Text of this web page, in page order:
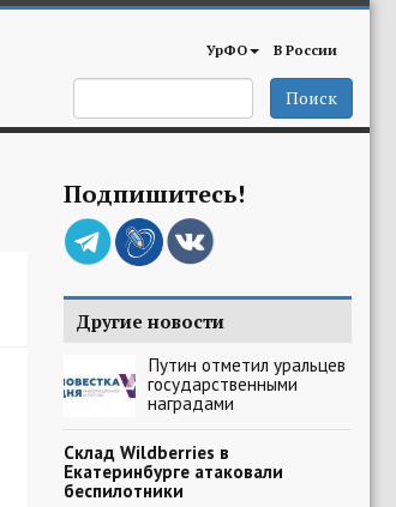
УрФО В России
Поиск
Подпишитесь!
Другие новости
Путин отметил уральцев
государственными
наградами
Склад Wildberries в
Екатеринбурге атаковали
беспилотники